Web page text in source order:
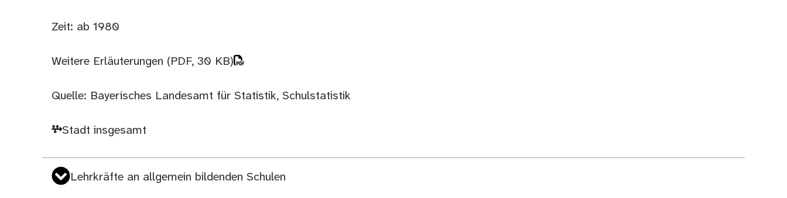
Zeit: ab 1980
Weitere Erläuterungen (PDF, 30 KB)
Quelle: Bayerisches Landesamt für Statistik, Schulstatistik
Stadt insgesamt
Lehrkräfte an allgemein bildenden Schulen